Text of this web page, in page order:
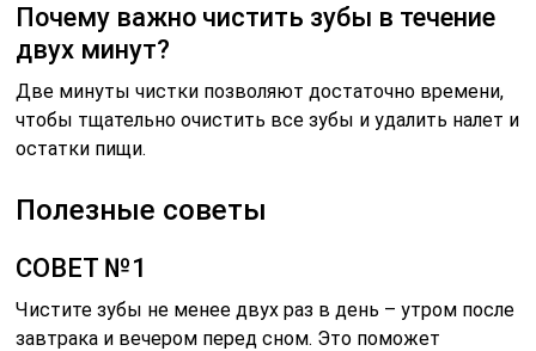
Почему важно чистить зубы в течение
двух минут?
Две минуты чистки позволяют достаточно времени,
чтобы тщательно очистить все зубы и удалить налет и
остатки пищи.
Полезные советы
СОВЕТ №1
Чистите зубы не менее двух раз в день – утром после
завтрака и вечером перед сном. Это поможет